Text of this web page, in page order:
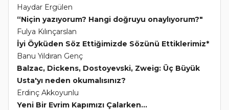
Haydar Ergülen
“Niçin yazıyorum? Hangi doğruyu onaylıyorum?"
Fulya Kılınçarslan
İyi Öyküden Söz Ettiğimizde Sözünü Ettiklerimiz*
Banu Yıldıran Genç
Balzac, Dickens, Dostoyevski, Zweig: Üç Büyük
Usta'yı neden okumalısınız?
Erdinç Akkoyunlu
Yeni Bir Evrim Kapımızı Çalarken...